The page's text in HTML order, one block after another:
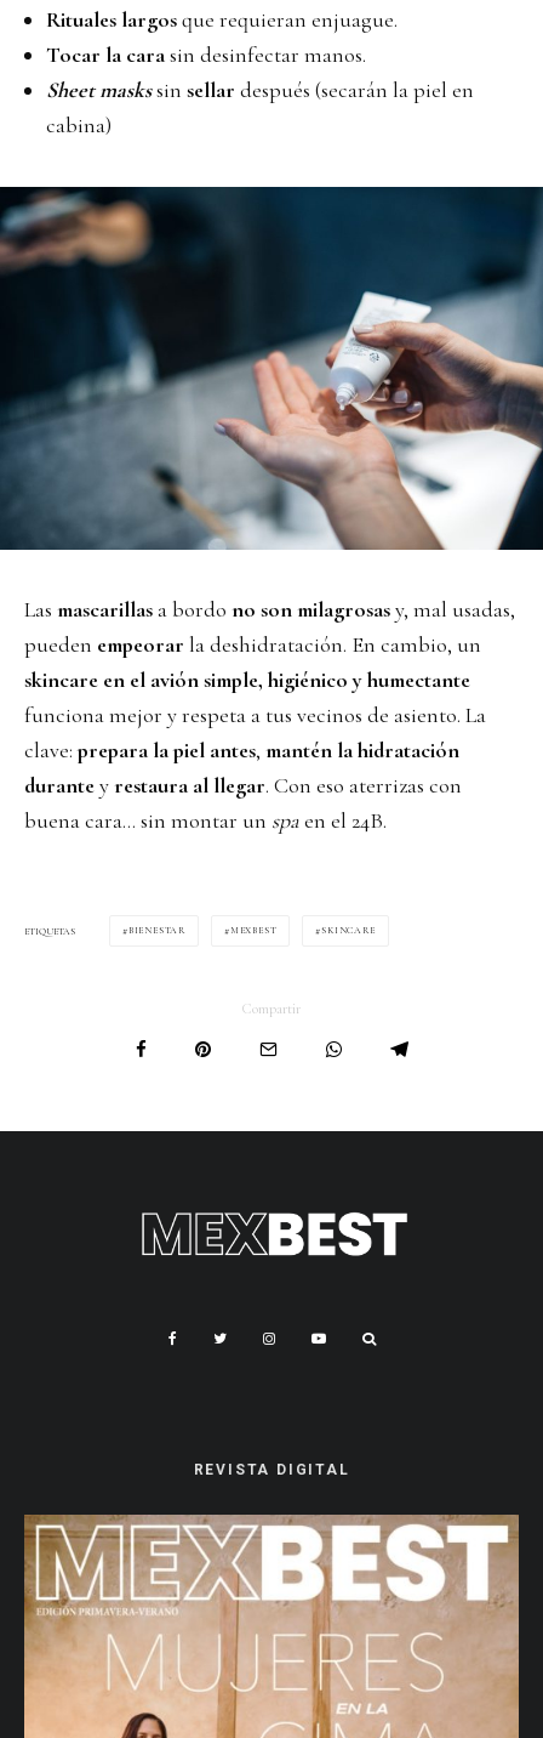
Rituales largosque requieran enjuague.
Tocar la carasin desinfectar manos.
Sheet maskssin sellar después (secarán la piel en
cabina)
Las mascarillas a bordo no son milagrosasy, mal usadas,
pueden empeorar la deshidratación. En cambio, un
skincare en el aviónsimple, higiénico y humectante
funciona mejor y respeta a tus vecinos de asiento. La
clave:prepara la piel antes, mantén la hidratación
duranteyrestaura al llegar. Con eso aterrizas con
buena cara… sin montar un spaen el 24B.
ETIQUETAS BIENESTAR MEXBEST SKINCARE
Compartir
REVISTA DIGITAL